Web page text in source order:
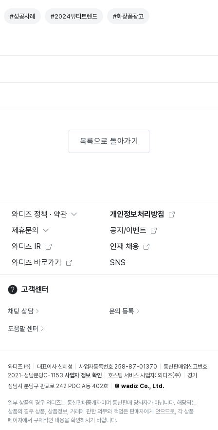
#성공사례 #2024뷰티트렌드 #화장품광고
목록으로 돌아가기
와디즈 정책 · 약관
개인정보처리방침
제휴문의
공지/이벤트
와디즈 IR
인재 채용
와디즈 바로가기
SNS
고객센터
채팅 상담 문의 등록
도움말 센터
와디즈 ㈜ 대표이사 신혜성 사업자등록번호 258-87-01370
통신판매업신고번호
2021-성남분당C-1153 사업자 정보 확인 호스팅 서비스 사업자: 와디즈(주)
경기
성남시 분당구 판교로 242 PDC A동 402호
© wadiz Co., Ltd.
일부 상품의 경우 와디즈는 통신판매중개자이며 통신판매 당사자가 아닙니다. 해당되는
상품의 경우 상품, 상품정보, 거래에 관한 의무와 책임은 판매자에게 있으므로, 각 상품
페이지에서 구체적인 내용을 확인하시기 바랍니다.